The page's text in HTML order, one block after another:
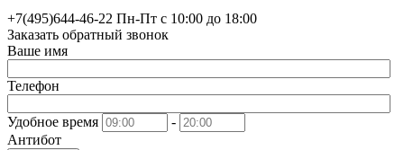
+7(495)644-46-22 Пн-Пт с 10:00 до 18:00
Заказать обратный звонок
Ваше имя
Телефон
Удобное время
-
Антибот